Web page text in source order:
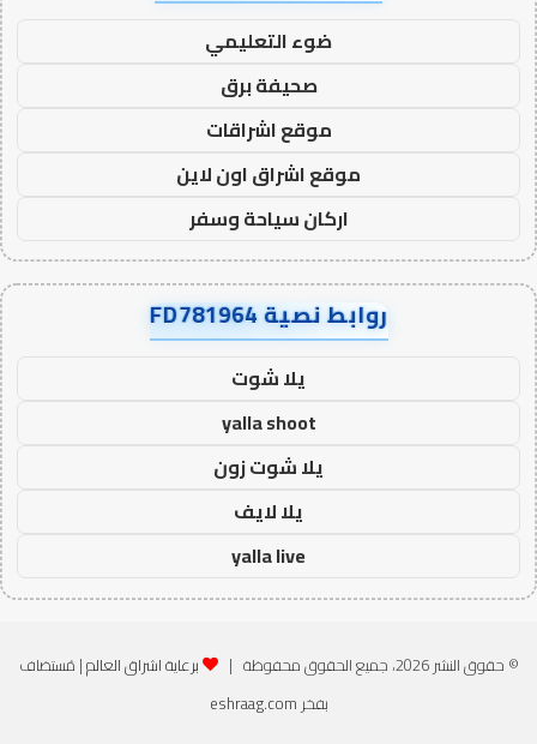
ضوء التعليمي
صحيفة برق
موقع اشراقات
موقع اشراق اون لاين
اركان سياحة وسفر
روابط نصية FD781964
يلا شوت
yalla shoot
يلا شوت زون
يلا لايف
yalla live
© حقوق النشر 2026، جميع الحقوق محفوظة | برعاية اشراق العالم| مُستضاف
بفخر eshraag.com